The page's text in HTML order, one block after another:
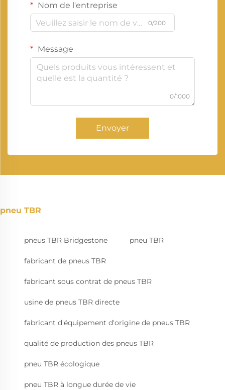
Nom de l'entreprise
0/200
Message
0/1000
Envoyer
pneu TBR
pneus TBR Bridgestone pneu TBR
fabricant de pneus TBR
fabricant sous contrat de pneus TBR
usine de pneus TBR directe
fabricant d'équipement d'origine de pneus TBR
qualité de production des pneus TBR
pneu TBR écologique
pneu TBR à longue durée de vie